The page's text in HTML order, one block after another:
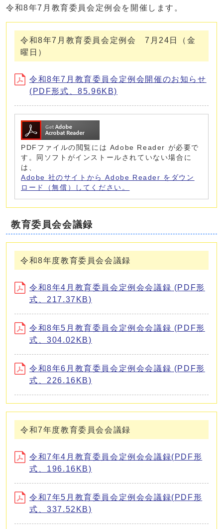
令和8年7月教育委員会定例会を開催します。
令和8年7月教育委員会定例会 7月24日（金
曜日）
令和8年7月教育委員会定例会開催のお知らせ
(PDF形式、85.96KB)
PDFファイルの閲覧には Adobe Reader が必要で
す。同ソフトがインストールされていない場合に
は、
Adobe 社のサイトから Adobe Reader をダウン
ロード（無償）してください。
教育委員会会議録
令和8年度教育委員会会議録
令和8年4月教育委員会定例会会議録 (PDF形
式、217.37KB)
令和8年5月教育委員会定例会会議録 (PDF形
式、304.02KB)
令和8年6月教育委員会定例会会議録 (PDF形
式、226.16KB)
令和7年度教育委員会会議録
令和7年4月教育委員会定例会会議録(PDF形
式、196.16KB)
令和7年5月教育委員会定例会会議録(PDF形
式、337.52KB)